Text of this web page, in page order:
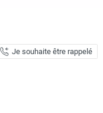
à pales
Je souhaite être rappelé